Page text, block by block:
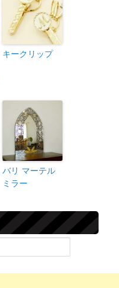
キークリップ
バリ マーテル
ミラー